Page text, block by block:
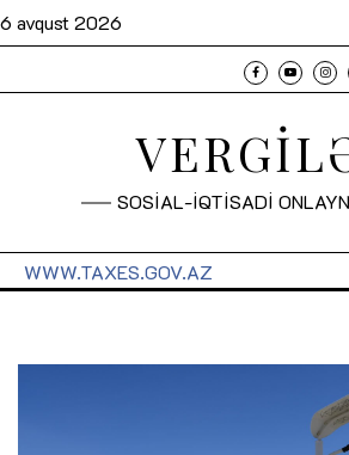
6 avqust 2026
SOSİAL-İQTİSADİ
WWW.TAXES.GOV.AZ